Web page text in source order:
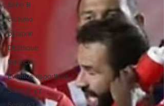
Série B
ciclismo
parapan
Destaque
Náutico
Eventos esportivos
Santa Cruz